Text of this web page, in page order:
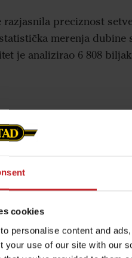
cookies
personalise content and
your use of our site with our
razjasnila preciznost
merenja dubine
je analizirao 6 808
dubine sadnje +/- 0,5 cm
1,21 %